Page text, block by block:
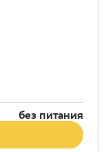
без питания